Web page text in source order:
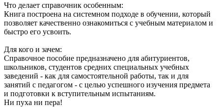
Что делает справочник особенным:
Книга построена на системном подходе в обучении, который
позволяет качественно ознакомиться с учебным материалом и
быстро его усвоить.
Для кого и зачем:
Справочное пособие предназначено для абитуриентов,
школьников, студентов средних специальных учебных
заведений - как для самостоятельной работы, так и для
занятий с педагогом - с целью успешного изучения предмета
и подготовки к вступительным испытаниям.
Ни пуха ни пера!